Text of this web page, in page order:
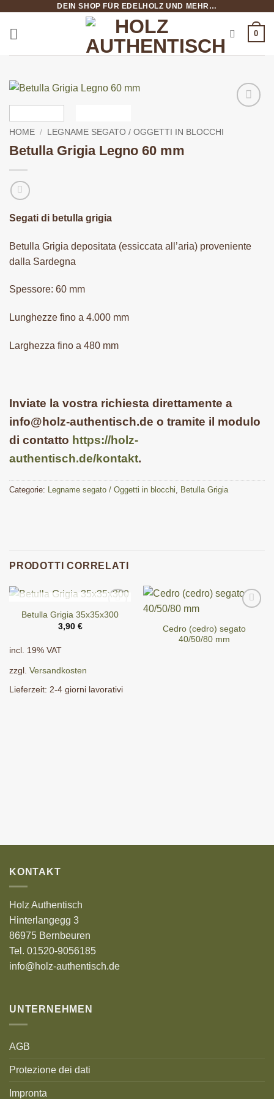
contenuti
DEIN SHOP FÜR EDELHOLZ UND MEHR…
0
HOME / LEGNAME SEGATO / OGGETTI IN BLOCCHI
Betulla Grigia Legno 60 mm
Segati di betulla grigia
Betulla Grigia depositata (essiccata all’aria) proveniente
dalla Sardegna
Spessore: 60 mm
Lunghezze fino a 4.000 mm
Larghezza fino a 480 mm
Inviate la vostra richiesta direttamente a
info@holz-authentisch.de o tramite il modulo
di contatto https://holz-
authentisch.de/kontakt.
Categorie: Legname segato / Oggetti in blocchi, Betulla Grigia
PRODOTTI CORRELATI
ESAURITO
Betulla Grigia 35x35x300
3,90 €
incl. 19% VAT
zzgl. Versandkosten
Lieferzeit: 2-4 giorni lavorativi
Cedro (cedro) segato
40/50/80 mm
KONTAKT
Holz Authentisch
Hinterlangegg 3
86975 Bernbeuren
Tel. 01520-9056185
info@holz-authentisch.de
UNTERNEHMEN
AGB
Protezione dei dati
Impronta